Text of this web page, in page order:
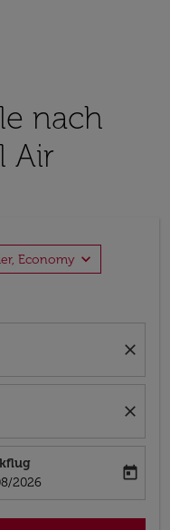
nach
Air
Economy expand_more
close
close
return-date-aria-label
2026
today